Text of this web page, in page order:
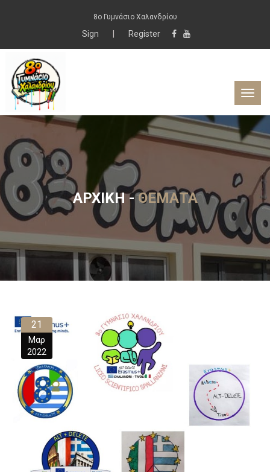
8ο Γυμνάσιο Χαλανδρίου
Sign Register
ΑΡΧΙΚΉ-ΘΈΜΑΤΑ
21
Μαρ
2022